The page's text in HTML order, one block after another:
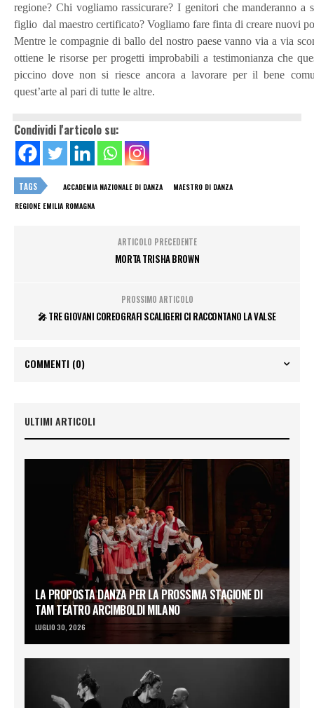
regione? Chi vogliamo rassicurare? I genitori che manderanno a
figlio dal maestro certificato? Vogliamo fare finta di creare nuovi
Mentre le compagnie di ballo del nostro paese vanno via a via
ottiene le risorse per progetti improbabili a testimonianza che
piccino dove non si riesce ancora a lavorare per il bene
quest’arte al pari di tutte le altre.
Condividi l'articolo su:
TAGS ACCADEMIA NAZIONALE DI DANZA
MAESTRO DI DANZA
REGIONE EMILIA ROMAGNA
ARTICOLO PRECEDENTE
MORTA TRISHA BROWN
PROSSIMO ARTICOLO
🎤 TRE GIOVANI COREOGRAFI SCALIGERI CI RACCONTANO LA VALSE
COMMENTI (0)
ULTIMI ARTICOLI
LA PROPOSTA DANZA PER LA PROSSIMA STAGIONE DI
TAM TEATRO ARCIMBOLDI MILANO
LUGLIO 30, 2026